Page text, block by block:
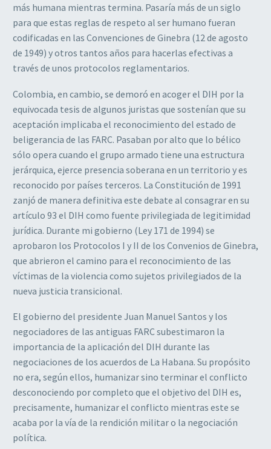
más humana mientras termina. Pasaría más de un siglo
para que estas reglas de respeto al ser humano fueran
codificadas en las Convenciones de Ginebra (12 de agosto
de 1949) y otros tantos años para hacerlas efectivas a
través de unos protocolos reglamentarios.
Colombia, en cambio, se demoró en acoger el DIH por la
equivocada tesis de algunos juristas que sostenían que su
aceptación implicaba el reconocimiento del estado de
beligerancia de las FARC. Pasaban por alto que lo bélico
sólo opera cuando el grupo armado tiene una estructura
jerárquica, ejerce presencia soberana en un territorio y es
reconocido por países terceros. La Constitución de 1991
zanjó de manera definitiva este debate al consagrar en su
artículo 93 el DIH como fuente privilegiada de legitimidad
jurídica. Durante mi gobierno (Ley 171 de 1994) se
aprobaron los Protocolos I y II de los Convenios de Ginebra,
que abrieron el camino para el reconocimiento de las
víctimas de la violencia como sujetos privilegiados de la
nueva justicia transicional.
El gobierno del presidente Juan Manuel Santos y los
negociadores de las antiguas FARC subestimaron la
importancia de la aplicación del DIH durante las
negociaciones de los acuerdos de La Habana. Su propósito
no era, según ellos, humanizar sino terminar el conflicto
desconociendo por completo que el objetivo del DIH es,
precisamente, humanizar el conflicto mientras este se
acaba por la vía de la rendición militar o la negociación
política.